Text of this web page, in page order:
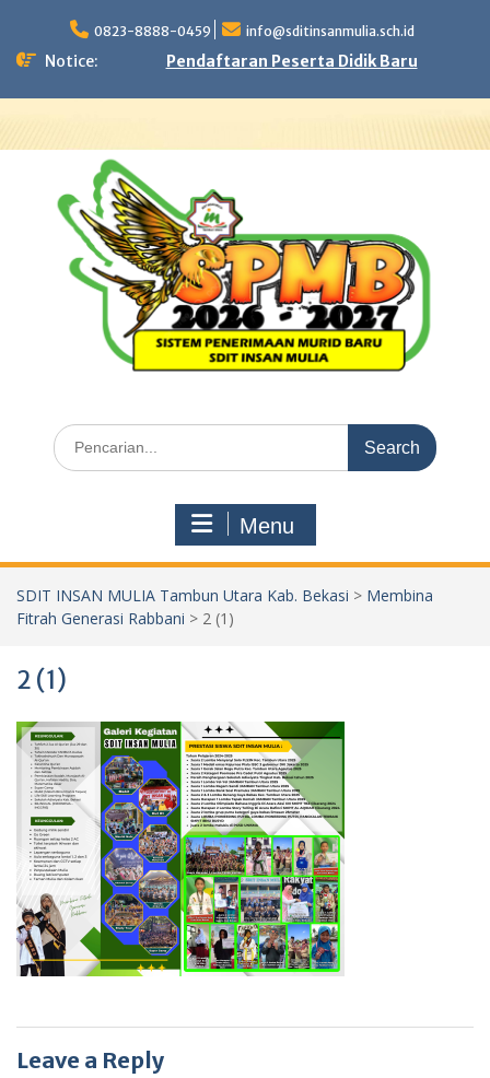
content
0823-8888-0459 info@sditinsanmulia.sch.id
Notice: Pendaftaran Peserta Didik Baru
Search
for:
Menu
SDIT INSAN MULIA Tambun Utara Kab. Bekasi > Membina
Fitrah Generasi Rabbani > 2 (1)
2 (1)
Leave a Reply